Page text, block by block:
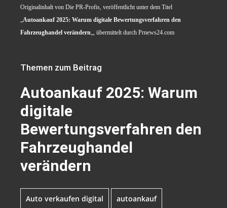
Originalinhalt von Die PR-Profis, veröffentlicht unter dem Titel
Autoankauf 2025: Warum digitale Bewertungsverfahren den
Fahrzeughandel verändern „, übermittelt durch Prnews24.com
Themen zum Beitrag
Autoankauf 2025: Warum
digitale
Bewertungsverfahren den
Fahrzeughandel
verändern
Auto verkaufen digital autoankauf